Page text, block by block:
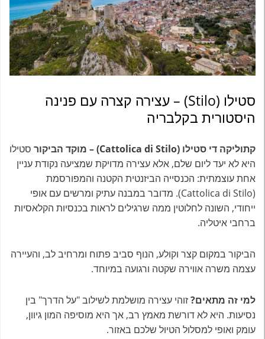
סטילו (Stilo) – עצירה קצרה עם פנינה
היסטורית בקלבריה
קתוליקה די סטילו (Cattolica di Stilo) – מוקד הביקור
סטילו
היא לא יעד ליום שלם, אלא עצירה מדויקת שמציעה נקודת עניין
אחת עוצמתית: הכנסייה הביזנטית הקטנה והמפורסמת
(Cattolica di Stilo). מדובר במבנה עתיק ומרשים עם אופי
ייחודי, השונה לחלוטין ממה שרגילים לראות בכנסיות הקלאסיות
ברחבי איטליה.
הביקור במקום קצר וקולע, הנוף סביב פתוח ומרחיב לב, והעיירה
עצמה משרה אווירה שקטה ורגועה במיוחד.
למי זה מתאים?זוהי עצירה מושלמת לשילוב "על הדרך" בין
נסיעות. היא לא דורשת מאמץ רב, אך היא מוסיפה המון גיוון,
עומק ואופי למסלול הטיול שלכם באזור.